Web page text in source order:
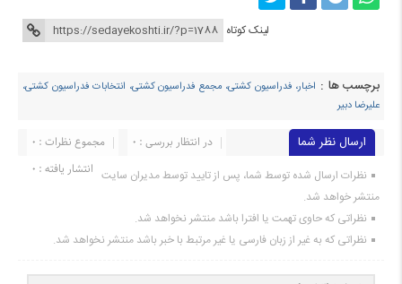
لینک کوتاه
برچسب ها : اخبار، فدراسیون کشتی، مجمع فدراسیون کشتی، انتخابات فدراسیون کشتی،
علیرضا دبیر
ارسال نظر شما مجموع نظرات : 0
در انتظار بررسی : 0
انتشار یافته : ۰ نظرات ارسال شده توسط شما، پس از تایید توسط مدیران سایت
منتشر خواهد شد.
نظراتی که حاوی تهمت یا افترا باشد منتشر نخواهد شد.
نظراتی که به غیر از زبان فارسی یا غیر مرتبط با خبر باشد منتشر نخواهد شد.